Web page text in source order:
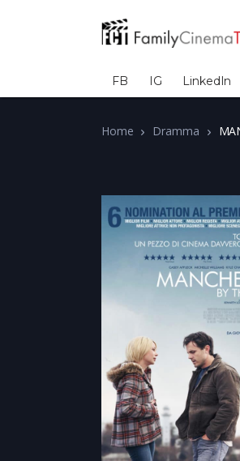
FB IG LinkedIn
Home Dramma